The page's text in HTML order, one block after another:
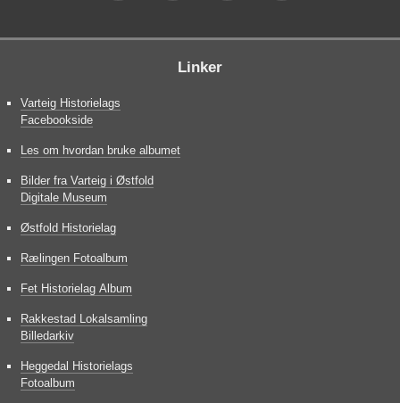
Linker
Varteig Historielags
Facebookside
Les om hvordan bruke albumet
Bilder fra Varteig i Østfold
Digitale Museum
Østfold Historielag
Rælingen Fotoalbum
Fet Historielag Album
Rakkestad Lokalsamling
Billedarkiv
Heggedal Historielags
Fotoalbum